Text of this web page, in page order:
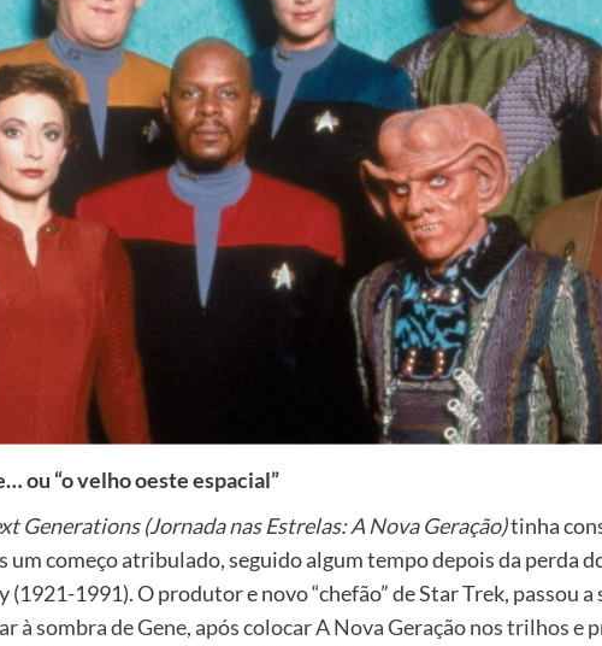
ou “o velho oeste espacial”
Generations (Jornada nas Estrelas: A Nova Geração)tinha
um começo atribulado, seguido algum tempo depois da perda
1991). O produtor e novo “chefão” de Star Trek, passou a
à sombra de Gene, após colocar A Nova Geração nos trilhos e